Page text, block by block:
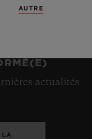
actualités
LA
AUTRE